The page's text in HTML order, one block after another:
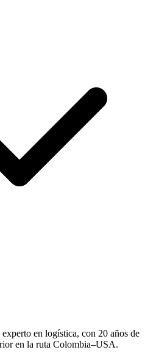
en logística, con 20 años de
en la ruta Colombia–USA.